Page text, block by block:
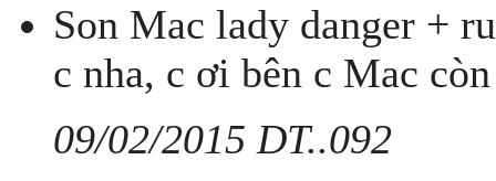
Son Mac lady danger +
c nha, c ơi bên c Mac
09/02/2015 DT..092